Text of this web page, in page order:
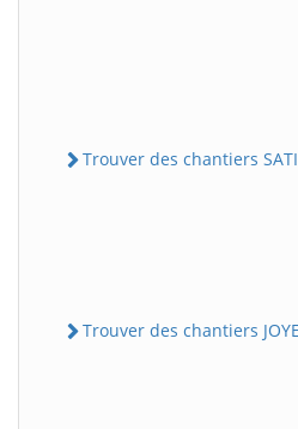
Trouver des chantiers
Trouver des chantiers